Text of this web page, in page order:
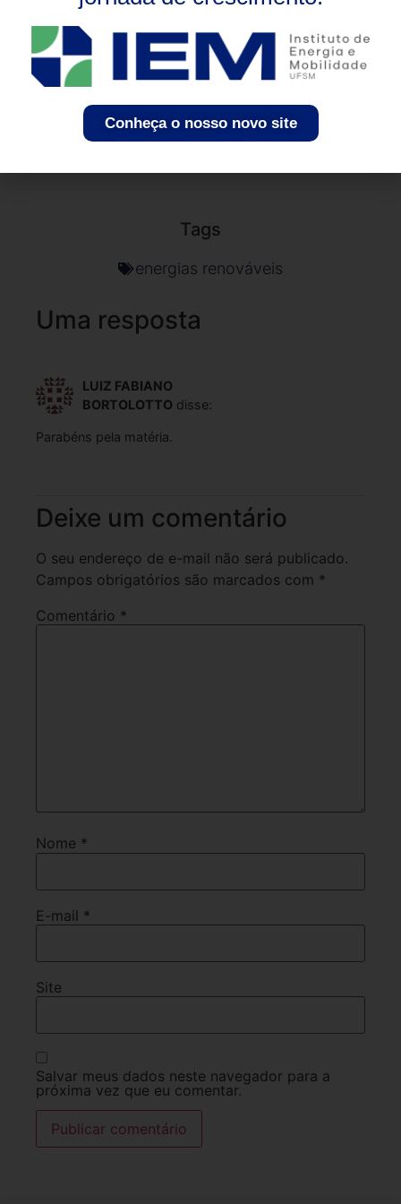
todo o mundo. Com o apoio adequado, é
possível superar as adversidades e se
beneficiar da energia solar distribuída.
Tags
energias renováveis
Uma resposta
LUIZ FABIANO
BORTOLOTTO disse:
Parabéns pela matéria.
Deixe um comentário
O seu endereço de e-mail não será publicado.
Campos obrigatórios são marcados com *
Comentário *
Nome *
E-mail *
Site
Salvar meus dados neste navegador para a
próxima vez que eu comentar.
Conheça o nosso novo site